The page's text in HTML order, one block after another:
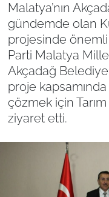
Malatya’nın
gündemde olan
projesinde önemli
Parti Malatya
Akçadağ
proje
çözmek için Tarım
ziyaret etti.